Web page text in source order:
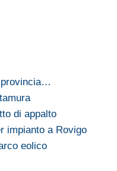
provincia…
di appalto
impianto a Rovigo
eolico